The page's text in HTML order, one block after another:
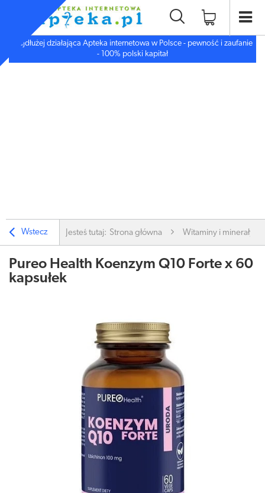
Najdłużej działająca Apteka internetowa w Polsce - pewność i zaufanie
- 100% polski kapitał
Wstecz Jesteś tutaj: Strona główna Witaminy i minerały
Pureo Health Koenzym Q10 Forte x 60
kapsułek